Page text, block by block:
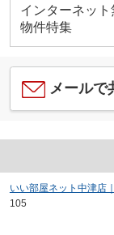
インターネット
物件特集
メールで
いい部屋ネット中津店
105